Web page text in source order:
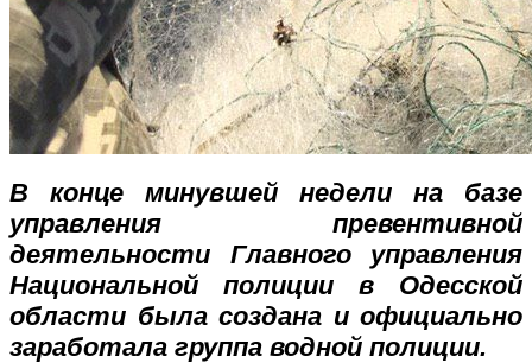
В конце минувшей недели на базе
управления превентивной
деятельности Главного управления
Национальной полиции в Одесской
области была создана и официально
заработала группа водной полиции.